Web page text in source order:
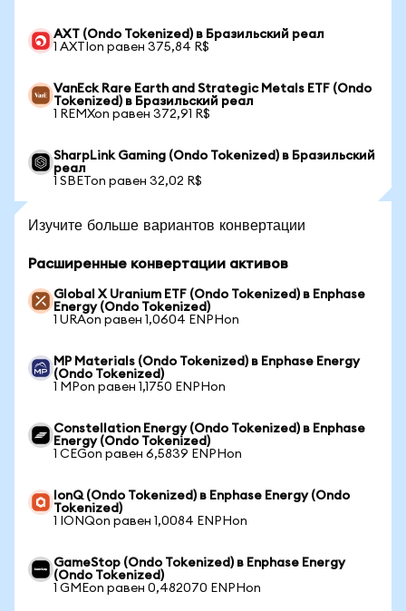
AXT (Ondo Tokenized) в Бразильский реал
1 AXTIon равен 375,84 R$
VanEck Rare Earth and Strategic Metals ETF (Ondo
Tokenized) в Бразильский реал
1 REMXon равен 372,91 R$
SharpLink Gaming (Ondo Tokenized) в Бразильский
реал
1 SBETon равен 32,02 R$
Изучите больше вариантов конвертации
Расширенные конвертации активов
Global X Uranium ETF (Ondo Tokenized) в Enphase
Energy (Ondo Tokenized)
1 URAon равен 1,0604 ENPHon
MP Materials (Ondo Tokenized) в Enphase Energy
(Ondo Tokenized)
1 MPon равен 1,1750 ENPHon
Constellation Energy (Ondo Tokenized) в Enphase
Energy (Ondo Tokenized)
1 CEGon равен 6,5839 ENPHon
IonQ (Ondo Tokenized) в Enphase Energy (Ondo
Tokenized)
1 IONQon равен 1,0084 ENPHon
GameStop (Ondo Tokenized) в Enphase Energy
(Ondo Tokenized)
1 GMEon равен 0,482070 ENPHon